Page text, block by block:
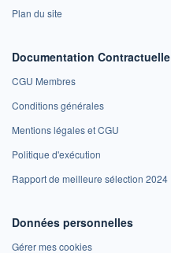
Plan du site
Documentation Contractuelle
CGU Membres
Conditions générales
Mentions légales et CGU
Politique d'exécution
Rapport de meilleure sélection 2024
Données personnelles
Gérer mes cookies